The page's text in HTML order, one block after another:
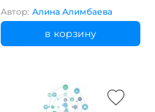
Автор: Алина Алимбаева
в корзину